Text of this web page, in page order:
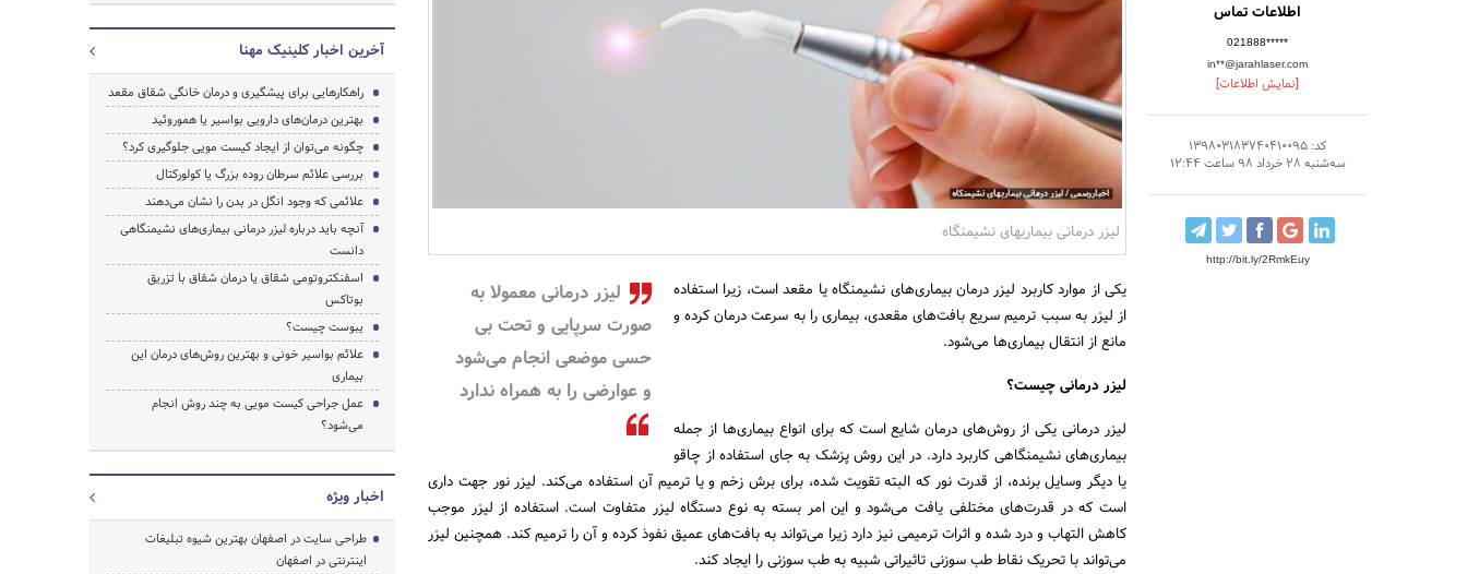
اطلاعات تماس
021888*****
in**@jarahlaser.com
[نمایش اطلاعات]
کد: 139803183740410095
سه‌شنبه 28 خرداد 98 ساعت 12:44
http://bit.ly/2RmkEuy
لیزر درمانی بیماریهای نشیمنگاه
لیزر درمانی معمولا به
صورت سرپایی و تحت بی
حسی موضعی انجام می‌شود
و عوارضی را به همراه ندارد
یکی از موارد کاربرد لیزر درمان بیماری‌های نشیمنگاه یا مقعد است، زیرا استفاده
از لیزر به سبب ترمیم سریع بافت‌های مقعدی، بیماری را به سرعت درمان کرده و
مانع از انتقال بیماری‌ها می‌شود.
لیزر درمانی چیست؟
لیزر درمانی یکی از روش‌های درمان شایع است که برای انواع بیماری‌ها از جمله
بیماری‌های نشیمنگاهی کاربرد دارد. در این روش پزشک به جای استفاده از چاقو
یا دیگر وسایل برنده، از قدرت نور که البته تقویت شده، برای برش زخم و یا ترمیم آن استفاده می‌کند. لیزر نور جهت داری
است که در قدرت‌های مختلفی یافت می‌شود و این امر بسته به نوع دستگاه لیزر متفاوت است. استفاده از لیزر موجب
کاهش التهاب و درد شده و اثرات ترمیمی نیز دارد زیرا می‌تواند به بافت‌های عمیق نفوذ کرده و آن را ترمیم کند. همچنین لیزر
می‌تواند با تحریک نقاط طب سوزنی تاثیراتی شبیه به طب سوزنی را ایجاد کند.
آخرین اخبار کلینیک مهنا
راهکارهایی برای پیشگیری و درمان خانگی شقاق مقعد
بهترین درمان‌های دارویی بواسیر یا هموروئید
چگونه می‌توان از ایجاد کیست مویی جلوگیری کرد؟
بررسی علائم سرطان روده بزرگ یا کولورکتال
علائمی که وجود انگل در بدن را نشان می‌دهند
آنچه باید درباره لیزر درمانی بیماری‌های نشیمنگاهی
دانست
اسفنکتروتومی شقاق یا درمان شقاق با تزریق
بوتاکس
یبوست چیست؟
علائم بواسیر خونی و بهترین روش‌های درمان این
بیماری
عمل جراحی کیست مویی به چند روش انجام
می‌شود؟
اخبار ویژه
طراحی سایت در اصفهان بهترین شیوه تبلیغات
اینترنتی در اصفهان